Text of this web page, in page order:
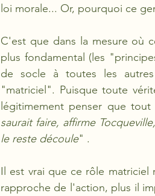
loi morale... Or, pourquoi ce
C'est que dans la mesure où
plus fondamental (les
de socle à toutes les
"matriciel". Puisque toute
légitimement penser que
saurait faire, affirme
le reste découle" .
Il est vrai que ce rôle matriciel
rapproche de l'action, plus il